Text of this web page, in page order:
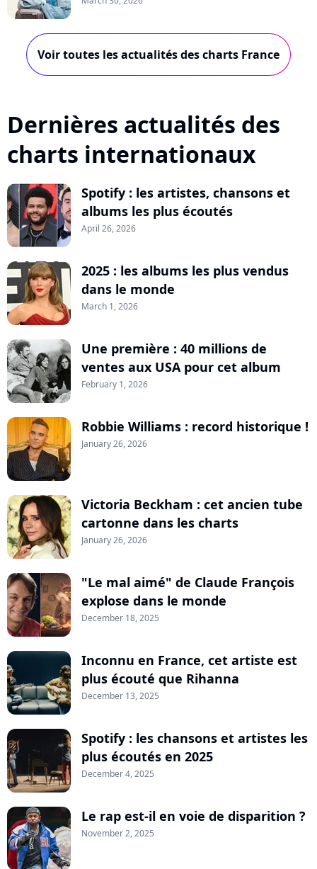
Voir toutes les actualités des charts France
Dernières actualités des
charts internationaux
Spotify : les artistes, chansons et
albums les plus écoutés
April 26, 2026
2025 : les albums les plus vendus
dans le monde
March 1, 2026
Une première : 40 millions de
ventes aux USA pour cet album
February 1, 2026
Robbie Williams : record historique !
January 26, 2026
Victoria Beckham : cet ancien tube
cartonne dans les charts
January 26, 2026
"Le mal aimé" de Claude François
explose dans le monde
December 18, 2025
Inconnu en France, cet artiste est
plus écouté que Rihanna
December 13, 2025
Spotify : les chansons et artistes les
plus écoutés en 2025
December 4, 2025
Le rap est-il en voie de disparition ?
November 2, 2025